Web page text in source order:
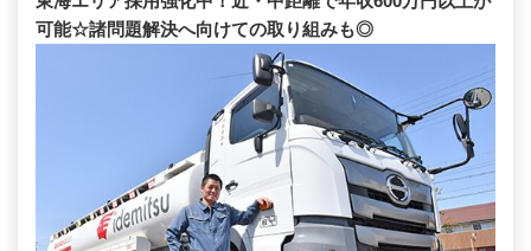
可能☆諸問題解決へ向けての取り組みも◎